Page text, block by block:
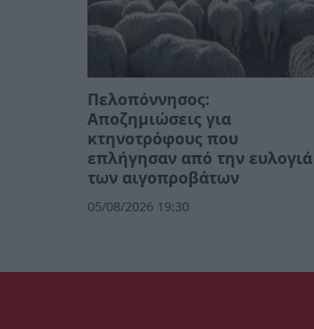
Πελοπόννησος:
Αποζημιώσεις για
κτηνοτρόφους που
επλήγησαν από την ευλογιά
των αιγοπροβάτων
05/08/2026 19:30